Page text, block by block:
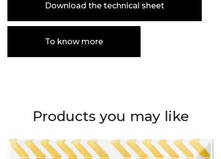
Download the technical sheet
To know more
Products you may like